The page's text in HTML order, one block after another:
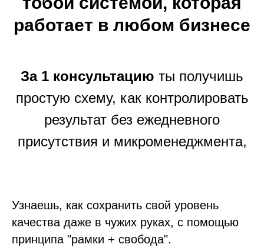
работает в любом бизнесе
За 1 консультацию ты получишь
простую схему, как контролировать
результат без ежедневного
присутствия и микроменеджмента,
Узнаешь, как сохранить свой уровень
качества даже в чужих руках, с помощью
принципа "рамки + свобода".